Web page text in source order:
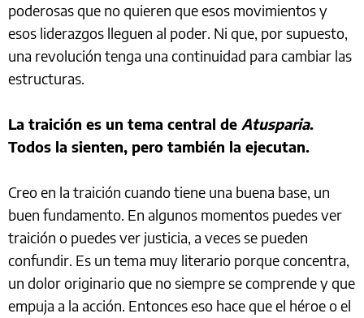
poderosas que no quieren que esos movimientos y
esos liderazgos lleguen al poder. Ni que, por supuesto,
una revolución tenga una continuidad para cambiar las
estructuras.
La traición es un tema central de Atusparia.
Todos la sienten, pero también la ejecutan.
Creo en la traición cuando tiene una buena base, un
buen fundamento. En algunos momentos puedes ver
traición o puedes ver justicia, a veces se pueden
confundir. Es un tema muy literario porque concentra,
un dolor originario que no siempre se comprende y que
empuja a la acción. Entonces eso hace que el héroe o el